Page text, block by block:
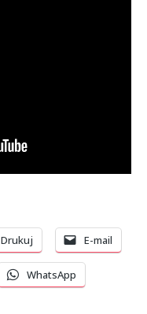
Drukuj E-mail
WhatsApp